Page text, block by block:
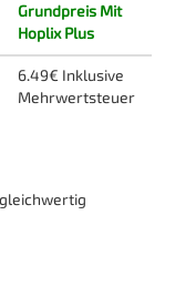
Grundpreis Mit
Hoplix Plus
6.49€ Inklusive
Mehrwertsteuer